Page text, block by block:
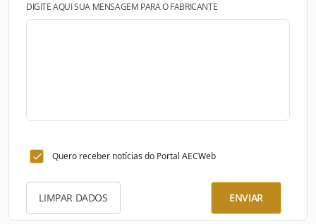
DIGITE AQUI SUA MENSAGEM PARA O FABRICANTE
Quero receber notícias do Portal AECWeb
LIMPAR DADOS ENVIAR